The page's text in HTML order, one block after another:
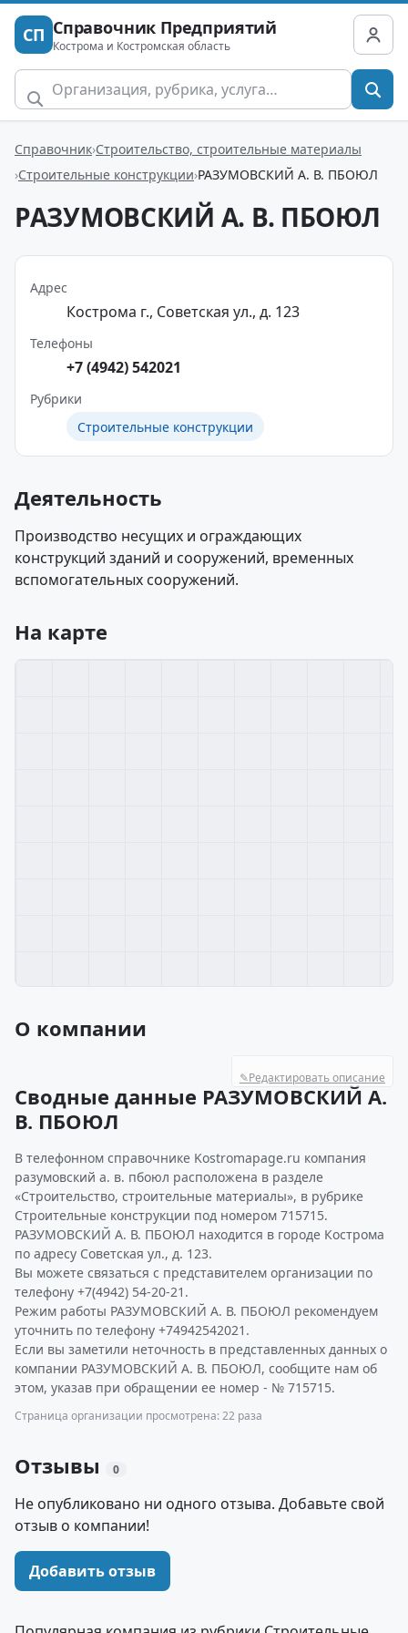
СП Справочник Предприятий
Кострома и Костромская область
Справочник Строительство, строительные материалы
Строительные конструкции РАЗУМОВСКИЙ А. В. ПБОЮЛ
РАЗУМОВСКИЙ А. В. ПБОЮЛ
Адрес
Кострома г., Советская ул., д. 123
Телефоны
+7 (4942) 542021
Рубрики
Строительные конструкции
Деятельность
Производство несущих и ограждающих
конструкций зданий и сооружений, временных
вспомогательных сооружений.
На карте
О компании
✎Редактировать описание
Сводные данные РАЗУМОВСКИЙ А.
В. ПБОЮЛ
В телефонном справочнике Kostromapage.ru компания
разумовский а. в. пбоюл расположена в разделе
«Строительство, строительные материалы», в рубрике
Строительные конструкции под номером 715715.
РАЗУМОВСКИЙ А. В. ПБОЮЛ находится в городе Кострома
по адресу Советская ул., д. 123.
Вы можете связаться с представителем организации по
телефону +7(4942) 54-20-21.
Режим работы РАЗУМОВСКИЙ А. В. ПБОЮЛ рекомендуем
уточнить по телефону +74942542021.
Если вы заметили неточность в представленных данных о
компании РАЗУМОВСКИЙ А. В. ПБОЮЛ, сообщите нам об
этом, указав при обращении ее номер - № 715715.
Страница организации просмотрена: 22 раза
Отзывы 0
Не опубликовано ни одного отзыва. Добавьте свой
отзыв о компании!
Добавить отзыв